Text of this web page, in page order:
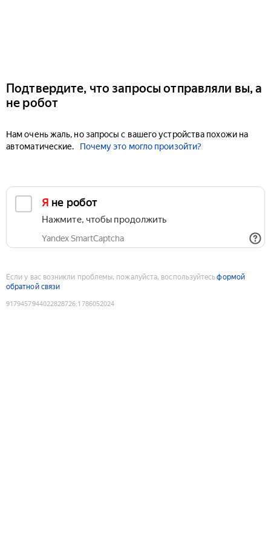
Подтвердите, что запросы отправляли вы, а
не робот
Нам очень жаль, но запросы с вашего устройства похожи на
автоматические.
Почему это могло произойти?
Я не робот
Нажмите, чтобы продолжить
Yandex SmartCaptcha
Если у вас возникли проблемы, пожалуйста, воспользуйтесьформой
обратной связи
9179457944022828726:1786052024